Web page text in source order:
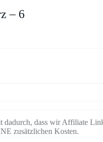
– 6
dadurch, dass wir Affiliate
zusätzlichen Kosten.